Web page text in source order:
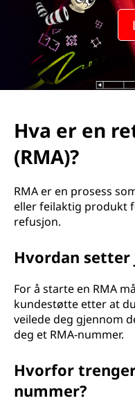
u
Hva er en
(RMA)?
RMA er en prosess
eller feilaktig produkt
refusjon.
Hvordan setter
For å starte en RMA
kundestøtte etter at
veilede deg gjennom
deg et RMA-nummer.
Hvorfor
nummer?